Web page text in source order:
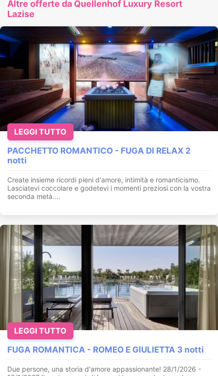
Altre offerte da Quellenhof Luxury Resort
Lazise
PACCHETTO ROMANTICO - FUGA DI RELAX 2
notti
Create insieme ricordi pieni d'amore, intimità e romanticismo.
Lasciatevi coccolare e godetevi i momenti preziosi con la vostra
seconda metà....
LEGGI TUTTO
FUGA ROMANTICA - ROMEO E GIULIETTA 3 notti
Due persone, una storia d'amore appassionante! 28/1/2026 -
LEGGI TUTTO